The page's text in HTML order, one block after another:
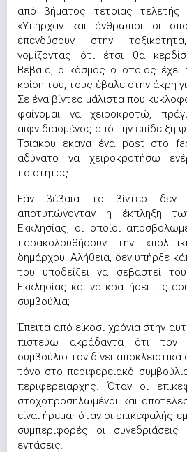
από βήματος τέτοιας τελετής
«Υπήρχαν και άνθρωποι οι
επενδύσουν στην
νομίζοντας ότι έτσι θα
Βέβαια, ο κόσμος ο οποίος
κρίση του, τους έβαλε στην άκρη
Σε ένα βίντεο μάλιστα που
φαίνομαι να χειροκροτώ,
αιφνιδιασμένος από την επίδειξη
Τσιάκου έκανα ένα post στο
αδύνατο να χειροκροτήσω
ποιότητας.
Εάν βέβαια το βίντεο δεν
αποτυπώνονταν η έκπληξη
Εκκλησίας, οι οποίοι
παρακολουθήσουν την
δημάρχου. Αλήθεια, δεν υπήρξε
του υποδείξει να σεβαστεί
Εκκλησίας και να κρατήσει τις
συμβούλια;
Έπειτα από είκοσι χρόνια στην
πιστεύω ακράδαντα ότι τον
συμβούλιο τον δίνει
τόνο στο περιφερειακό
περιφερειάρχης. Όταν οι
στοχοπροσηλωμένοι και
είναι ήρεμα· όταν οι επικεφαλής
συμπεριφορές οι συνεδριάσεις
εντάσεις.